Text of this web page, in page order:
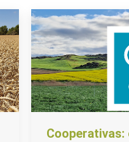
Cooperativas: